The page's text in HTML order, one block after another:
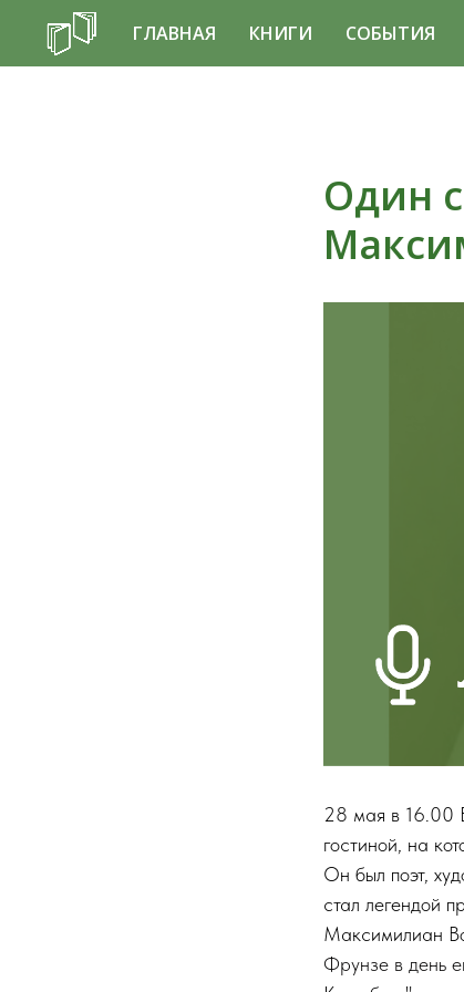
ГЛАВНАЯ КНИГИ СОБЫТИЯ
Один
28 мая в 16.00
гостиной, на
Он был поэт,
стал легендой
Максимилиан
Фрунзе в день